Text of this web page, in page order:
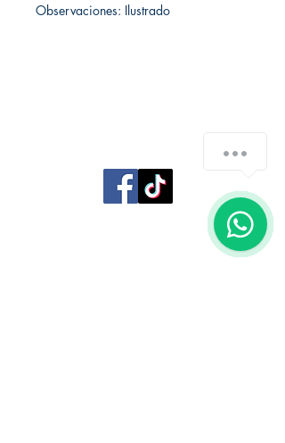
Observaciones: Ilustrado
Librería Editorial Trilobites
1